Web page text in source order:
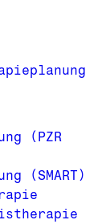
(PZR
(SMART)